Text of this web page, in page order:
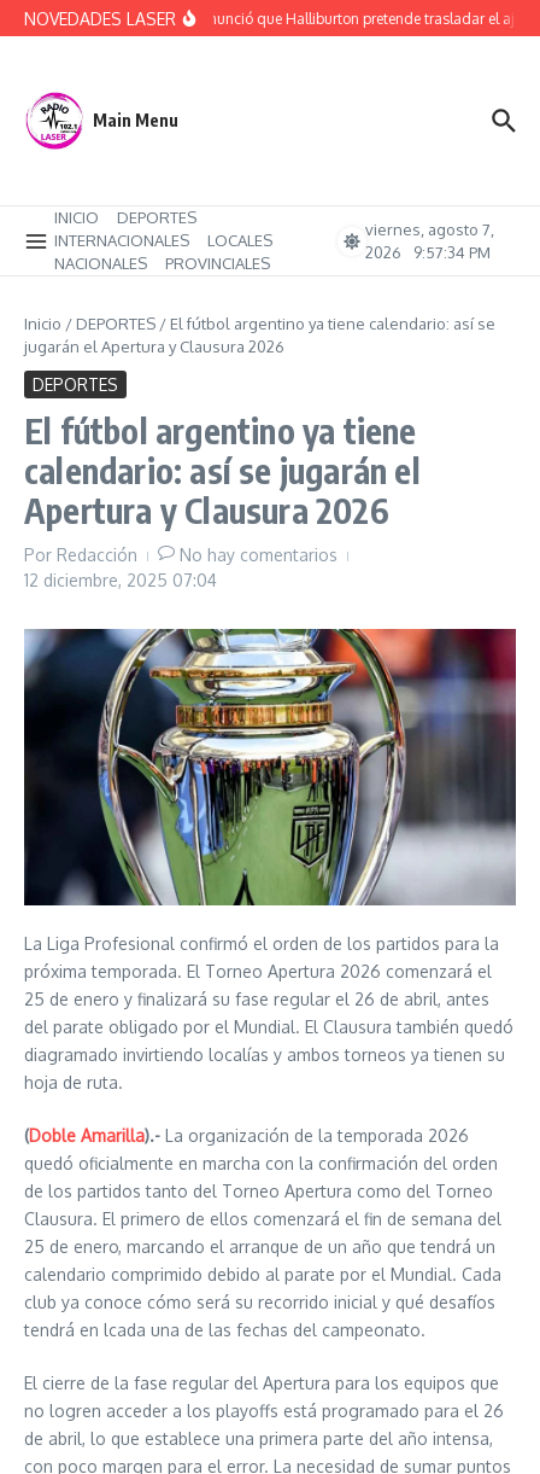
Saltar al contenido
NOVEDADES LASERRucci denunció que Halliburton pretende trasladar el
Main Menu
INICIO
DEPORTES
INTERNACIONALES
LOCALES
NACIONALES
PROVINCIALES
viernes, agosto 7,
2026
9:57:35 PM
Inicio / DEPORTES / El fútbol argentino ya tiene calendario: así se
jugarán el Apertura y Clausura 2026
DEPORTES
El fútbol argentino ya tiene
calendario: así se jugarán el
Apertura y Clausura 2026
Por Redacción
No hay comentarios
12 diciembre, 2025 07:04
La Liga Profesional confirmó el orden de los partidos para la
próxima temporada. El Torneo Apertura 2026 comenzará el
25 de enero y finalizará su fase regular el 26 de abril, antes
del parate obligado por el Mundial. El Clausura también quedó
diagramado invirtiendo localías y ambos torneos ya tienen su
hoja de ruta.
(Doble Amarilla).- La organización de la temporada 2026
quedó oficialmente en marcha con la confirmación del orden
de los partidos tanto del Torneo Apertura como del Torneo
Clausura. El primero de ellos comenzará el fin de semana del
25 de enero, marcando el arranque de un año que tendrá un
calendario comprimido debido al parate por el Mundial. Cada
club ya conoce cómo será su recorrido inicial y qué desafíos
tendrá en lcada una de las fechas del campeonato.
El cierre de la fase regular del Apertura para los equipos que
no logren acceder a los playoffs está programado para el 26
de abril, lo que establece una primera parte del año intensa,
con poco margen para el error. La necesidad de sumar puntos